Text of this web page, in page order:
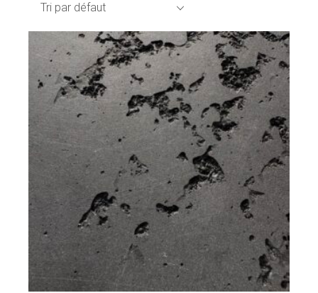
Tri par défaut